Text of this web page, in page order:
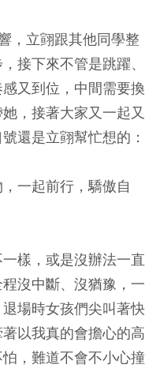
，立翧跟其他同學整
接下來不管是跳躍、
又到位，中間需要換
，接著大家又一起又
還是立翧幫忙想的：
一起前行，驕傲自
樣，或是沒辦法一直
沒中斷、沒猶豫，一
場時女孩們尖叫著快
以我真的會擔心的高
，難道不會不小心撞